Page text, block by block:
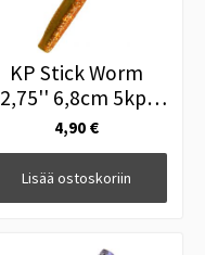
KP Stick Worm
2,75'' 6,8cm 5kpl
170
4,90 €
Lisää ostoskoriin